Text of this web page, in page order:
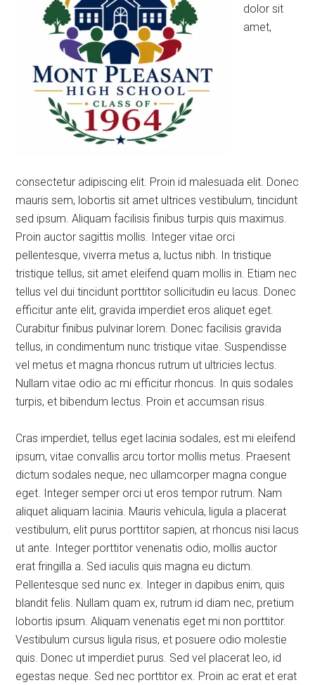
dolor sit
amet,
consectetur adipiscing elit. Proin id malesuada elit. Donec
mauris sem, lobortis sit amet ultrices vestibulum, tincidunt
sed ipsum. Aliquam facilisis finibus turpis quis maximus.
Proin auctor sagittis mollis. Integer vitae orci
pellentesque, viverra metus a, luctus nibh. In tristique
tristique tellus, sit amet eleifend quam mollis in. Etiam nec
tellus vel dui tincidunt porttitor sollicitudin eu lacus. Donec
efficitur ante elit, gravida imperdiet eros aliquet eget.
Curabitur finibus pulvinar lorem. Donec facilisis gravida
tellus, in condimentum nunc tristique vitae. Suspendisse
vel metus et magna rhoncus rutrum ut ultricies lectus.
Nullam vitae odio ac mi efficitur rhoncus. In quis sodales
turpis, et bibendum lectus. Proin et accumsan risus.
Cras imperdiet, tellus eget lacinia sodales, est mi eleifend
ipsum, vitae convallis arcu tortor mollis metus. Praesent
dictum sodales neque, nec ullamcorper magna congue
eget. Integer semper orci ut eros tempor rutrum. Nam
aliquet aliquam lacinia. Mauris vehicula, ligula a placerat
vestibulum, elit purus porttitor sapien, at rhoncus nisi lacus
ut ante. Integer porttitor venenatis odio, mollis auctor
erat fringilla a. Sed iaculis quis magna eu dictum.
Pellentesque sed nunc ex. Integer in dapibus enim, quis
blandit felis. Nullam quam ex, rutrum id diam nec, pretium
lobortis ipsum. Aliquam venenatis eget mi non porttitor.
Vestibulum cursus ligula risus, et posuere odio molestie
quis. Donec ut imperdiet purus. Sed vel placerat leo, id
egestas neque. Sed nec porttitor ex. Proin ac erat et erat